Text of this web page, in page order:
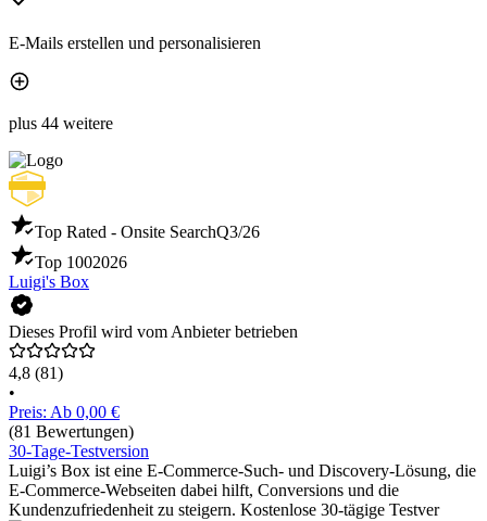
E-Mails erstellen und personalisieren
plus 44 weitere
Top Rated - Onsite SearchQ3/26
Top 1002026
Luigi's Box
Dieses Profil wird vom Anbieter betrieben
4,8 (81)
•
Preis: Ab 0,00 €
(81 Bewertungen)
30-Tage-Testversion
Luigi’s Box ist eine E-Commerce-Such- und Discovery-Lösung, die
E-Commerce-Webseiten dabei hilft, Conversions und die
Kundenzufriedenheit zu steigern. Kostenlose 30-tägige Testver